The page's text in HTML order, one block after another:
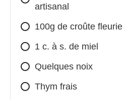
artisanal
100g de croûte fleurie
1 c. à s. de miel
Quelques noix
Thym frais